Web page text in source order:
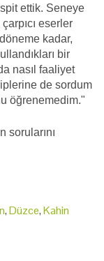
ettik. Seneye
eserler
kadar,
bir
nasıl faaliyet
de sordum
öğrenemedim."
sorularını
,Düzce,Kahin